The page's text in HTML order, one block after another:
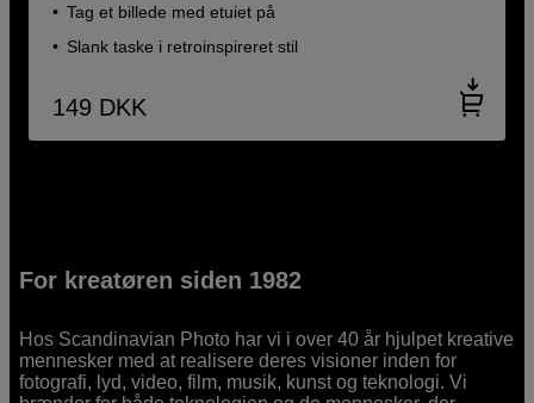
Tag et billede med etuiet på
Slank taske i retroinspireret stil
149 DKK
For kreatøren siden 1982
Hos Scandinavian Photo har vi i over 40 år hjulpet kreative
mennesker med at realisere deres visioner inden for
fotografi, lyd, video, film, musik, kunst og teknologi. Vi